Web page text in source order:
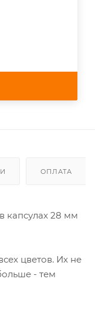
ОПЛАТА
капсулах 28 мм
цветов. Их не
- тем